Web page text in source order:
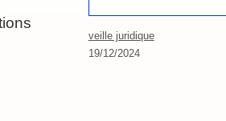
veille juridique
19/12/2024